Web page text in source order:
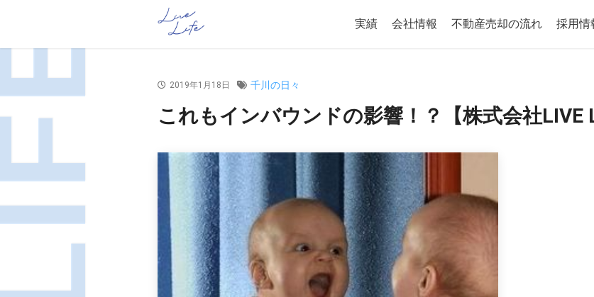
実績 会社情報 不動産売却の流れ 採用情
2019年1月18日 千川の日々
これもインバウンドの影響！？【株式会社LIVE